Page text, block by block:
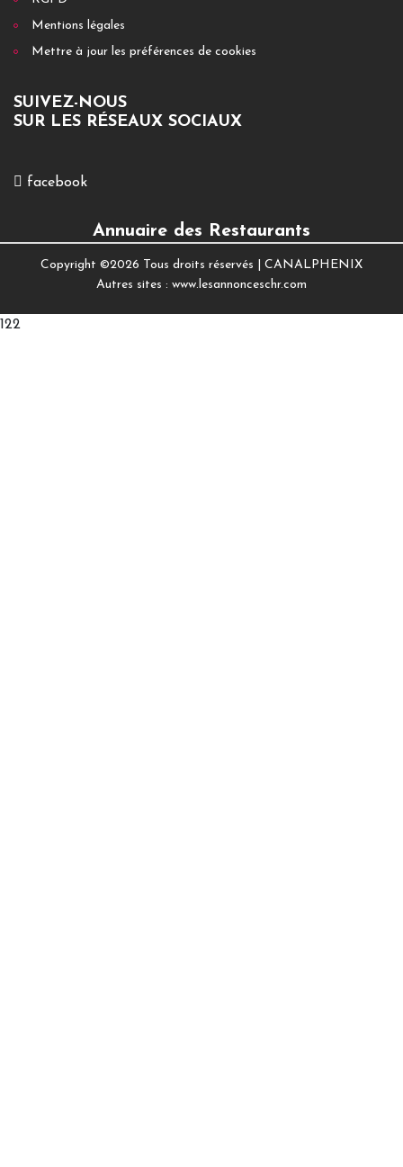
Mentions légales
Mettre à jour les préférences de cookies
SUIVEZ-NOUS
SUR LES RÉSEAUX SOCIAUX
facebook
Annuaire des Restaurants
Copyright ©2026 Tous droits réservés | CANALPHENIX
Autres sites : www.lesannonceschr.com
122